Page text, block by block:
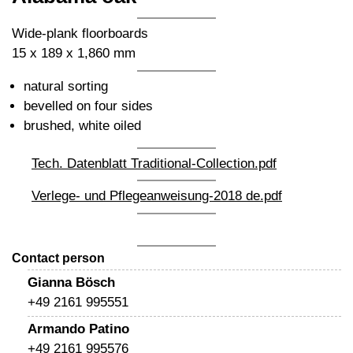
Wide-plank floorboards
15 x 189 x 1,860 mm
natural sorting
bevelled on four sides
brushed, white oiled
Tech. Datenblatt Traditional-Collection.pdf
Verlege- und Pflegeanweisung-2018 de.pdf
Contact person
Gianna Bösch
+49 2161 995551
Armando Patino
+49 2161 995576